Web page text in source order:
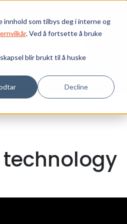
som tilbys deg i interne og
. Ved å fortsette å bruke
blir brukt til å huske
Decline
Ressurser Om oss
technology